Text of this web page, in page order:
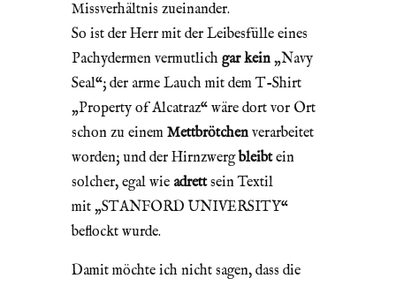
Missverhältnis zueinander.
So ist der Herr mit der Leibesfülle eines
Pachydermen vermutlich gar kein „Navy
Seal“; der arme Lauch mit dem T-Shirt
„Property of Alcatraz“ wäre dort vor Ort
schon zu einem Mettbrötchenverarbeitet
worden; und der Hirnzwergbleibtein
solcher, egal wie adrettsein Textil
mit „STANFORD UNIVERSITY“
beflockt wurde.
Damit möchte ich nicht sagen, dass die